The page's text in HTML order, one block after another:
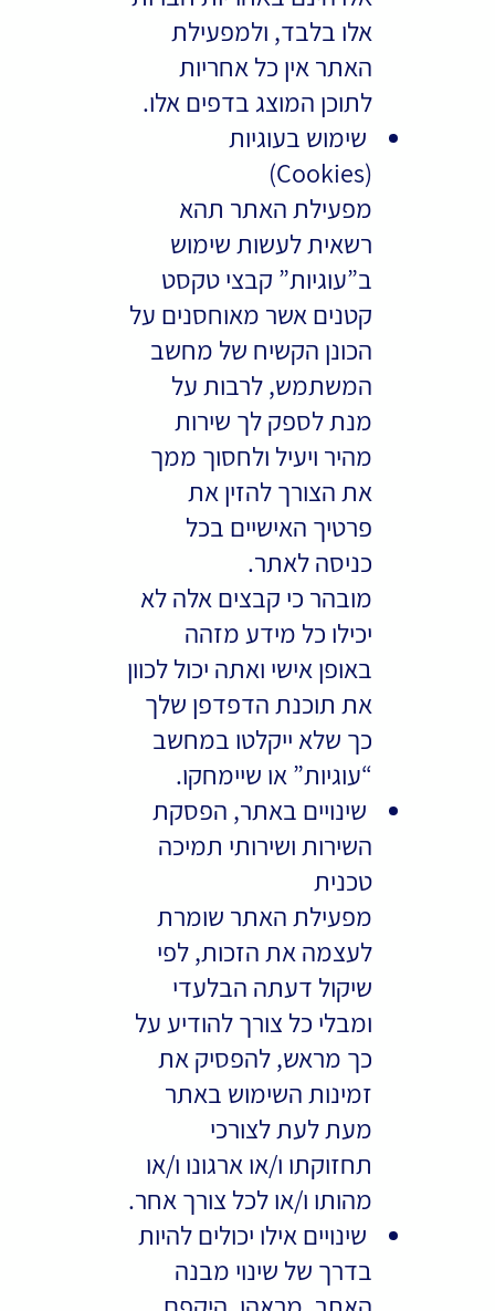
אלו בלבד, ולמפעילת
האתר אין כל אחריות
לתוכן המוצג בדפים אלו.
שימוש בעוגיות
(Cookies)
מפעילת האתר תהא
רשאית לעשות שימוש
ב”עוגיות” קבצי טקסט
קטנים אשר מאוחסנים על
הכונן הקשיח של מחשב
המשתמש, לרבות על
מנת לספק לך שירות
מהיר ויעיל ולחסוך ממך
את הצורך להזין את
פרטיך האישיים בכל
כניסה לאתר.
מובהר כי קבצים אלה לא
יכילו כל מידע מזהה
באופן אישי ואתה יכול לכוון
את תוכנת הדפדפן שלך
כך שלא ייקלטו במחשב
“עוגיות” או שיימחקו.
שינויים באתר, הפסקת
השירות ושירותי תמיכה
טכנית
מפעילת האתר שומרת
לעצמה את הזכות, לפי
שיקול דעתה הבלעדי
ומבלי כל צורך להודיע על
כך מראש, להפסיק את
זמינות השימוש באתר
מעת לעת לצורכי
תחזוקתו ו/או ארגונו ו/או
מהותו ו/או לכל צורך אחר.
שינויים אילו יכולים להיות
בדרך של שינוי מבנה